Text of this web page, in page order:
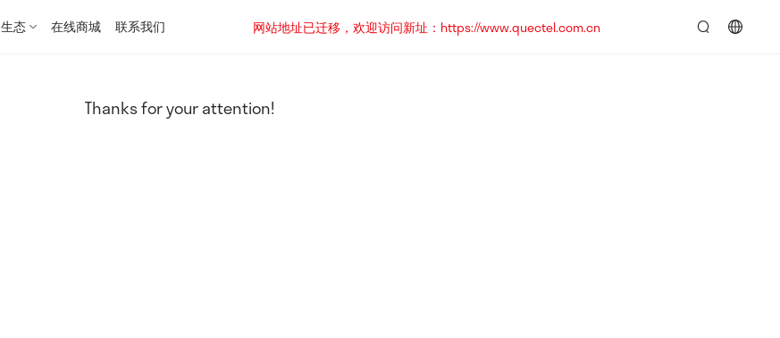
生态 在线商城 联系我们
网站地址已迁移，欢迎访问新址：https://www.quectel.com.cn
Thanks for your attention!